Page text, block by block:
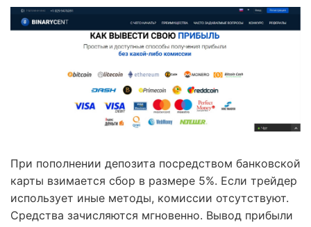
При пополнении депозита посредством банковской
карты взимается сбор в размере 5%. Если трейдер
использует иные методы, комиссии отсутствуют.
Средства зачисляются мгновенно. Вывод прибыли